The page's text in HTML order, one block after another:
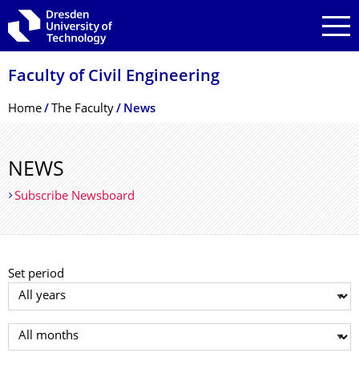
Skip to main navigation
Skip to search
Skip to content
Faculty of Civil Engineering
Breadcrumb Menu
Home The Faculty News
NEWS
Subscribe Newsboard
Set period
Select year
Select month